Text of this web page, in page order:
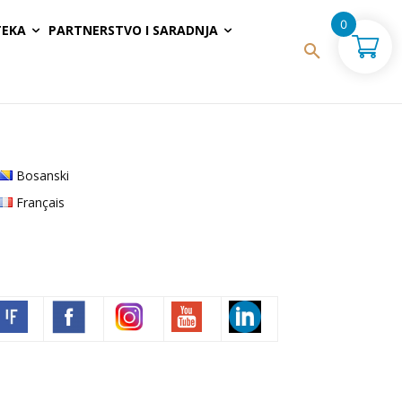
PARTNERSTVO I SARADNJA
Bosanski
Français
0